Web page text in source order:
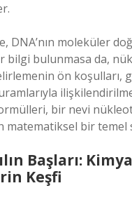
DNA’nın moleküler
bilgi bulunmasa da,
ön
bir nevi
matematiksel bir temel
Başları:
Keşfi